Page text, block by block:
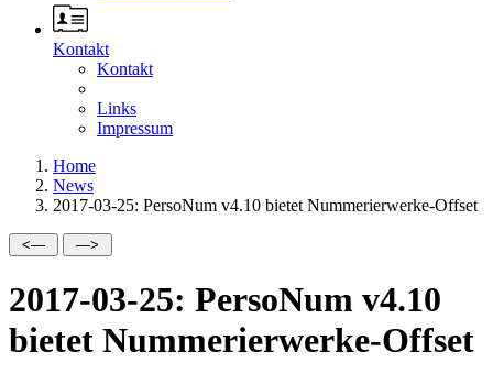
Kontakt
Kontakt
Links
Impressum
Home
News
2017-03-25: PersoNum v4.10 bietet Nummerierwerke-Offset
2017-03-25: PersoNum v4.10
bietet Nummerierwerke-Offset